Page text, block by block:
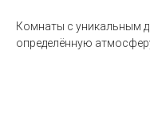
Комнаты с уникальным
определённую